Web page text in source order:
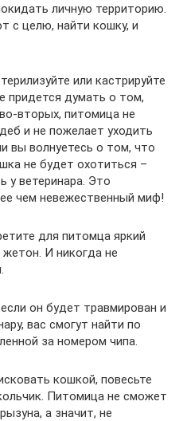
личную территорию.
с целю, найти кошку, и
или кастрируйте
придется думать о том,
вторых, питомица не
и не пожелает уходить
вы волнуетесь о том, что
не будет охотиться –
у ветеринара. Это
чем невежественный миф!
для питомца яркий
И никогда не
он будет травмирован и
вас смогут найти по
за номером чипа.
кошкой, повесьте
Питомица не сможет
а значит, не